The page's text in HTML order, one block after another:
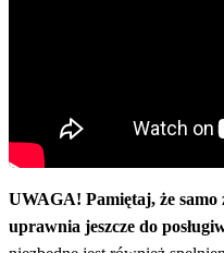
UWAGA! Pamiętaj, że samo
uprawnia jeszcze do